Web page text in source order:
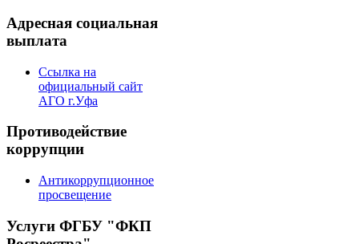
Адресная социальная
выплата
Ссылка на
официальный сайт
АГО г.Уфа
Противодействие
коррупции
Антикоррупционное
просвещение
Услуги ФГБУ "ФКП